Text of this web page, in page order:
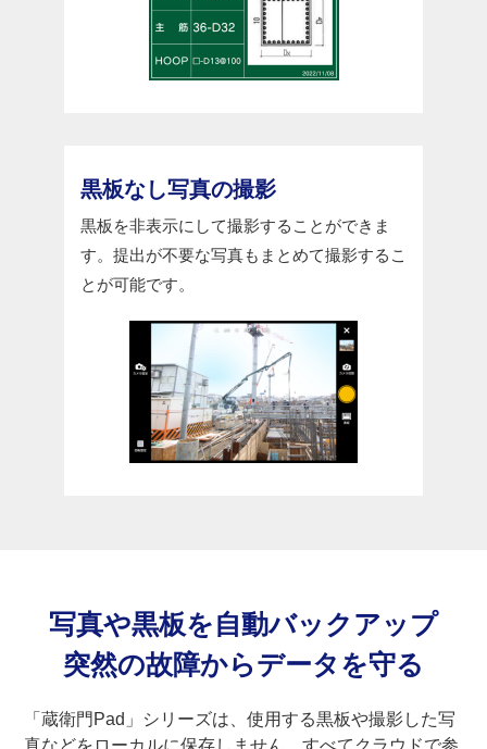
黒板なし写真の撮影
黒板を非表示にして撮影することができま
す。提出が不要な写真もまとめて撮影するこ
とが可能です。
写真や黒板を自動バックアップ
突然の故障からデータを守る
「蔵衛門Pad」シリーズは、使用する黒板や撮影した写
真などをローカルに保存しません。すべてクラウドで参